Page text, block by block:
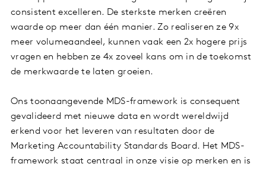
consistent excelleren. De sterkste merken creëren
waarde op meer dan één manier. Zo realiseren ze 9x
meer volumeaandeel, kunnen vaak een 2x hogere prijs
vragen en hebben ze 4x zoveel kans om in de toekomst
de merkwaarde te laten groeien.
Ons toonaangevende MDS-framework is consequent
gevalideerd met nieuwe data en wordt wereldwijd
erkend voor het leveren van resultaten door de
Marketing Accountability Standards Board. Het MDS-
framework staat centraal in onze visie op merken en is